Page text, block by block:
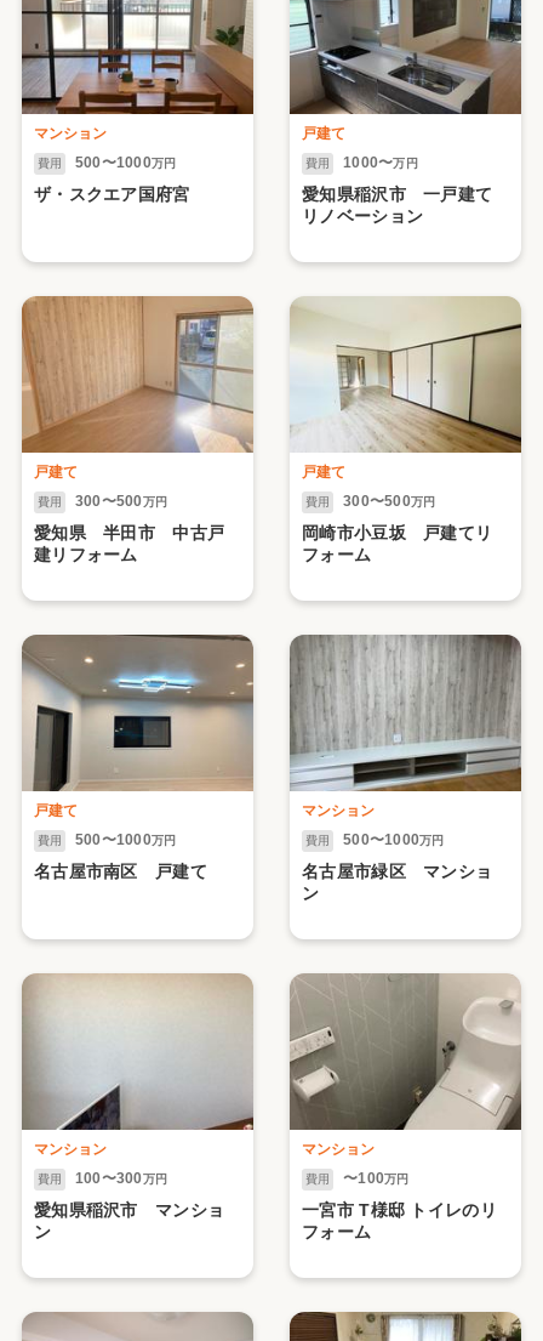
マンション
費用 500〜1000万円
ザ・スクエア国府宮
戸建て
費用 1000〜万円
愛知県稲沢市 一戸建て
リノベーション
戸建て
費用 300〜500万円
愛知県 半田市 中古戸
建リフォーム
戸建て
費用 300〜500万円
岡崎市小豆坂 戸建てリ
フォーム
戸建て
費用 500〜1000万円
名古屋市南区 戸建て
マンション
費用 500〜1000万円
名古屋市緑区 マンショ
ン
マンション
費用 100〜300万円
愛知県稲沢市 マンショ
ン
マンション
費用 〜100万円
一宮市 T様邸 トイレのリ
フォーム